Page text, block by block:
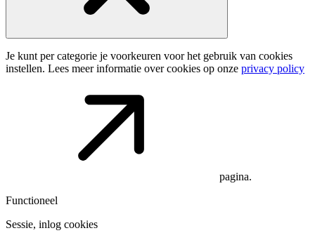
Je kunt per categorie je voorkeuren voor het gebruik van cookies
instellen. Lees meer informatie over cookies op onze privacy policy
pagina.
Functioneel
Sessie, inlog cookies